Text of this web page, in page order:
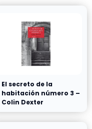
El secreto de la
habitación número 3 –
Colin Dexter